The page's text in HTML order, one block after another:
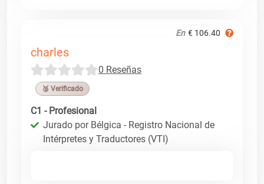
En € 106.40
charles
0 Reseñas
🥉 Verificado
C1 - Profesional
Jurado por Bélgica - Registro Nacional de
Intérpretes y Traductores (VTI)